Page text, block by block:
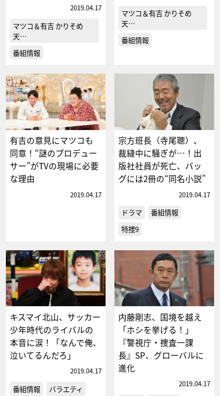
2019.04.17
マツコ＆有吉 かりそめ
天…
番組情報
マツコ＆有吉 かりそめ
天…
番組情報
有吉の意見にマツコも
同意！“謎のプロデュー
サー”がTVの現場に必要
な理由
2019.04.17
宗方班長（寺尾聰）、
裁縫中に騒ぎが…！出
版社社員が死亡、バッ
グには2冊の“同名小説”
2019.04.17
ドラマ
番組情報
特捜9
キスマイ北山、サッカー
少年時代のライバルの
本音に涙！「なんで俺、
泣いてるんだろ」
2019.04.17
番組情報
バラエティ
内藤剛志、国境を越え
「ホシを挙げる！」
『警視庁・捜査一課
長』SP、グローバルに
進化
2019.04.17